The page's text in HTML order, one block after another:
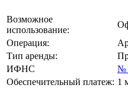
Возможное
использование:
Операция:
Тип аренды:
ИФНС
№
Обеспечительный платеж: 1